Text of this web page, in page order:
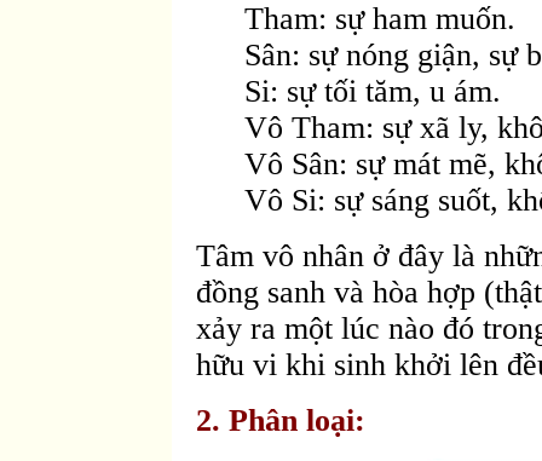
Tham: sự ham muốn.
Sân: sự nóng giận, sự
Si: sự tối tăm, u ám.
Vô Tham: sự xã ly,
Vô Sân: sự mát mẽ,
Vô Si: sự sáng suốt,
Tâm vô nhân ở đây là
đồng sanh và hòa hợp
xảy ra một lúc nào đó
hữu vi khi sinh khởi lên
2. Phân loại: